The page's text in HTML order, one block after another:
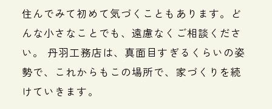
住んでみて初めて気づくこともあります。ど
んな小さなことでも、遠慮なくご相談くださ
い。
丹羽工務店は、真面目すぎるくらいの姿
勢で、これからもこの場所で、家づくりを続
けていきます。